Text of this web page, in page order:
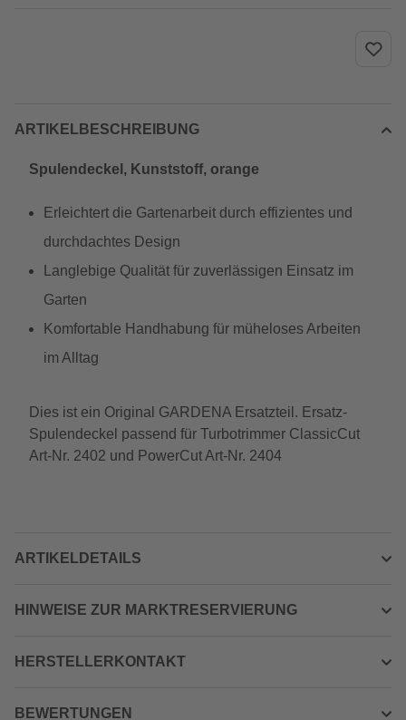
ARTIKELBESCHREIBUNG
Spulendeckel, Kunststoff, orange
Erleichtert die Gartenarbeit durch effizientes und
durchdachtes Design
Langlebige Qualität für zuverlässigen Einsatz im
Garten
Komfortable Handhabung für müheloses Arbeiten
im Alltag
Dies ist ein Original GARDENA Ersatzteil. Ersatz-
Spulendeckel passend für Turbotrimmer ClassicCut
Art-Nr. 2402 und PowerCut Art-Nr. 2404
ARTIKELDETAILS
HINWEISE ZUR MARKTRESERVIERUNG
HERSTELLERKONTAKT
BEWERTUNGEN